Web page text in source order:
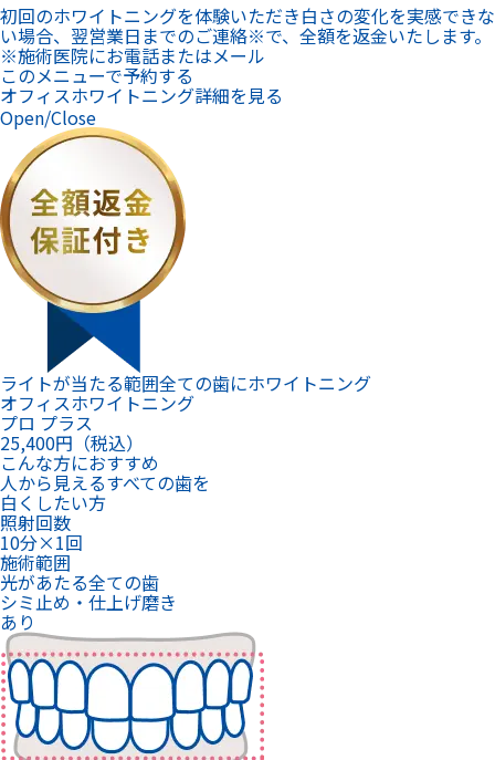
初回のホワイトニングを体験いただき白さの変化を実感できな
い場合、翌営業日までのご連絡※で、全額を返金いたします。
※施術医院にお電話またはメール
このメニューで予約する
オフィスホワイトニング詳細を見る
Open/Close
ライトが当たる範囲全ての歯にホワイトニング
オフィスホワイトニング
プロ プラス
25,400円（税込）
こんな方におすすめ
人から見えるすべての歯を
白くしたい方
照射回数
10分×1回
施術範囲
光があたる全ての歯
シミ止め・仕上げ磨き
あり